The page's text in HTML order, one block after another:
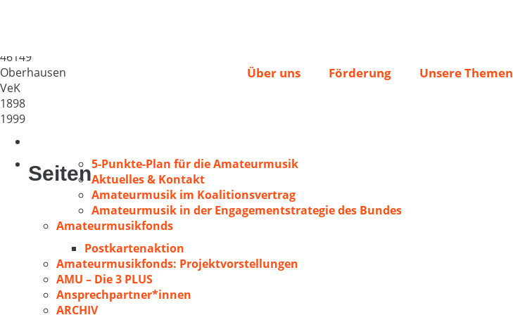
Über uns Förderung Unsere Themen
46149
Oberhausen
VeK
1898
1999
Seiten5-Punkte-Plan für die Amateurmusik
Aktuelles & Kontakt
Amateurmusik im Koalitionsvertrag
Amateurmusik in der Engagementstrategie des Bundes
Amateurmusikfonds
Postkartenaktion
Amateurmusikfonds: Projektvorstellungen
AMU – Die 3 PLUS
Ansprechpartner*innen
ARCHIV